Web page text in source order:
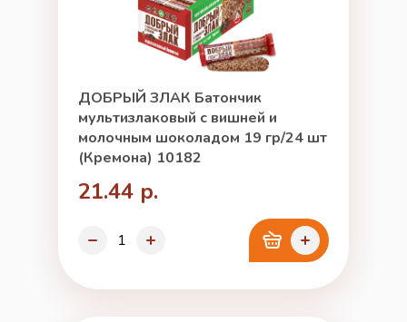
ДОБРЫЙ ЗЛАК Батончик
мультизлаковый с вишней и
молочным шоколадом 19 гр/24 шт
(Кремона) 10182
21.44 р.